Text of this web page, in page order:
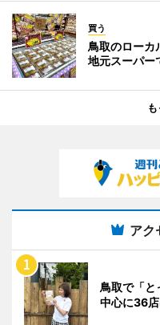
買う
鳥取のロー
地元スーパー
アク
鳥取で「
中心に36